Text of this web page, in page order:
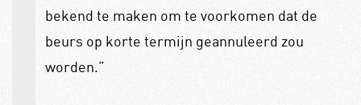
bekend te maken om te voorkomen dat de
beurs op korte termijn geannuleerd zou
worden.”